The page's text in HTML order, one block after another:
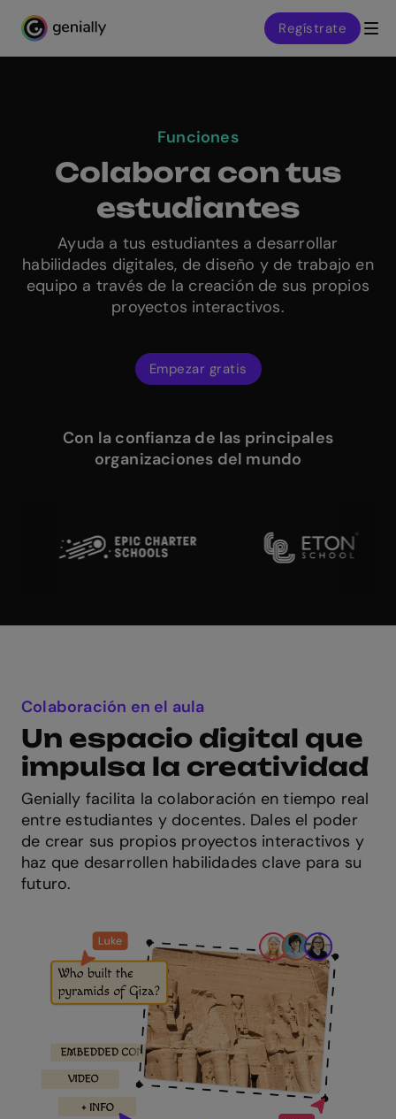
Genialy home page
Regístrate
Funciones
Colabora con tus
estudiantes
Ayuda a tus estudiantes a desarrollar
habilidades digitales, de diseño y de trabajo en
equipo a través de la creación de sus propios
proyectos interactivos.
Empezar gratis
Con la confianza de las principales
organizaciones del mundo
Colaboración en el aula
Un espacio digital que
impulsa la creatividad
Genially facilita la colaboración en tiempo real
entre estudiantes y docentes. Dales el poder
de crear sus propios proyectos interactivos y
haz que desarrollen habilidades clave para su
futuro.